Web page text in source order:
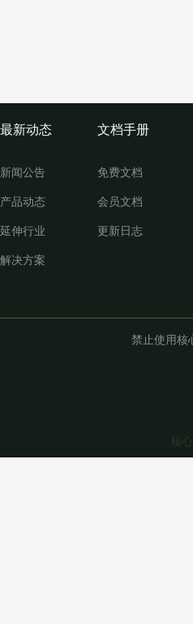
最新动态
新闻公告
产品动态
延伸行业
解决方案
文档手册
免费文档
会员文档
更新日志
禁止使用核
核